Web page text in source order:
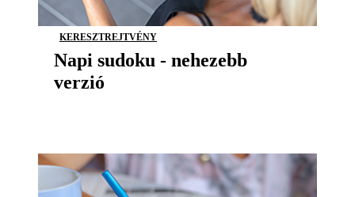
KERESZTREJTVÉNY
Napi sudoku - nehezebb
verzió